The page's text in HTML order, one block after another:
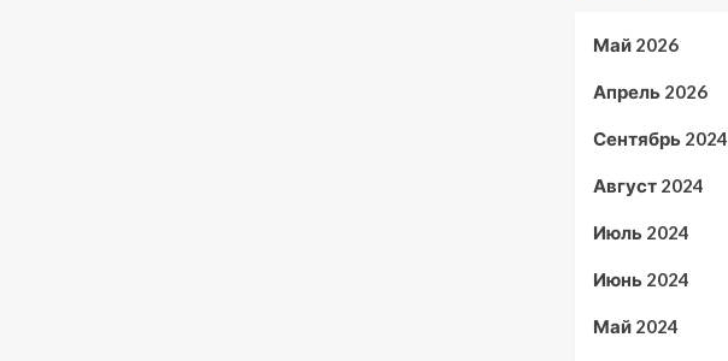
Май 2026
Апрель 2026
Сентябрь 2024
Август 2024
Июль 2024
Июнь 2024
Май 2024